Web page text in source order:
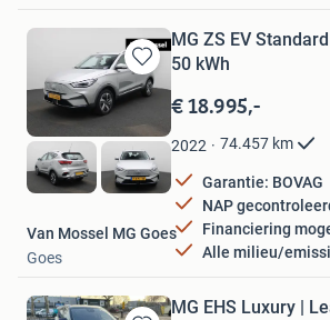
Bewaren
in
Favorieten
MG ZS EV
50 kWh
€ 18.995,-
2022 74.457 km
Garantie: BOVAG
NAP
Financiering
Alle milieu/
Van Mossel MG Goes
Goes
MG EHS Luxury |